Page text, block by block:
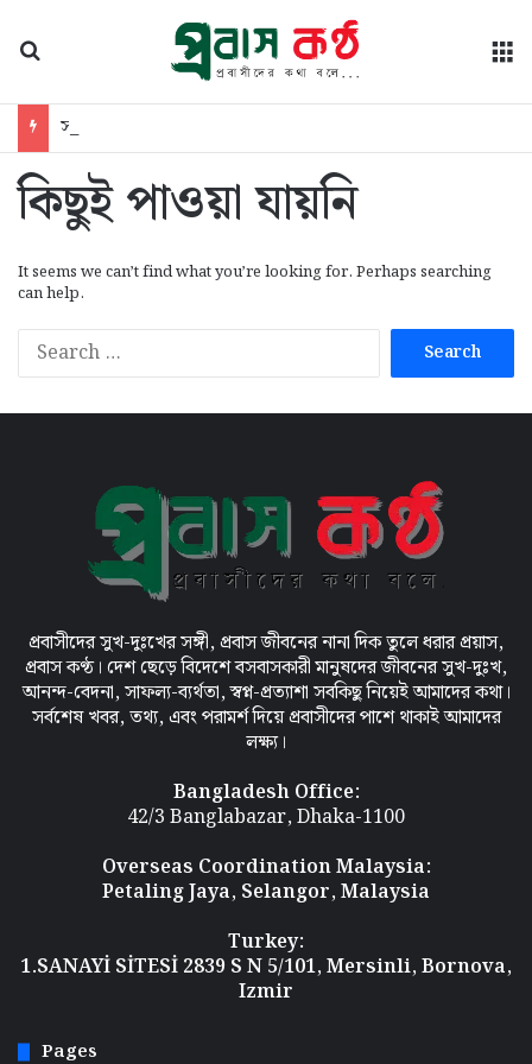
কিছুই পাওয়া যায়নি
It seems we can’t find what you’re looking for. Perhaps searching
can help.
S
r
o
r
প্রবাসীদের সুখ-দুঃখের সঙ্গী, প্রবাস জীবনের নানা দিক তুলে ধরার প্রয়াস,
প্রবাস কণ্ঠ। দেশ ছেড়ে বিদেশে বসবাসকারী মানুষদের জীবনের সুখ-দুঃখ,
আনন্দ-বেদনা, সাফল্য-ব্যর্থতা, স্বপ্ন-প্রত্যাশা সবকিছু নিয়েই আমাদের কথা।
সর্বশেষ খবর, তথ্য, এবং পরামর্শ দিয়ে প্রবাসীদের পাশে থাকাই আমাদের
লক্ষ্য।
Bangladesh Office:
42/3 Banglabazar, Dhaka-1100
Overseas CoordinationMalaysia:
Petaling Jaya, Selangor, Malaysia
Turkey:
1.SANAYİ SİTESİ 2839 S N 5/101, Mersinli, Bornova,
Izmir
Pages